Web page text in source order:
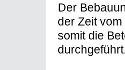
Der
der Zeit
somit die